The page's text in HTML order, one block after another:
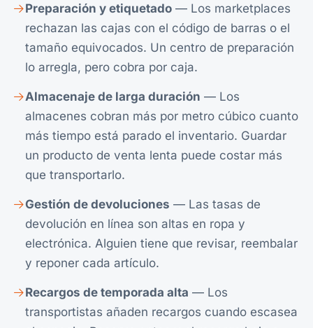
Preparación y etiquetado — Los marketplaces
rechazan las cajas con el código de barras o el
tamaño equivocados. Un centro de preparación
lo arregla, pero cobra por caja.
Almacenaje de larga duración — Los
almacenes cobran más por metro cúbico cuanto
más tiempo está parado el inventario. Guardar
un producto de venta lenta puede costar más
que transportarlo.
Gestión de devoluciones — Las tasas de
devolución en línea son altas en ropa y
electrónica. Alguien tiene que revisar, reembalar
y reponer cada artículo.
Recargos de temporada alta — Los
transportistas añaden recargos cuando escasea